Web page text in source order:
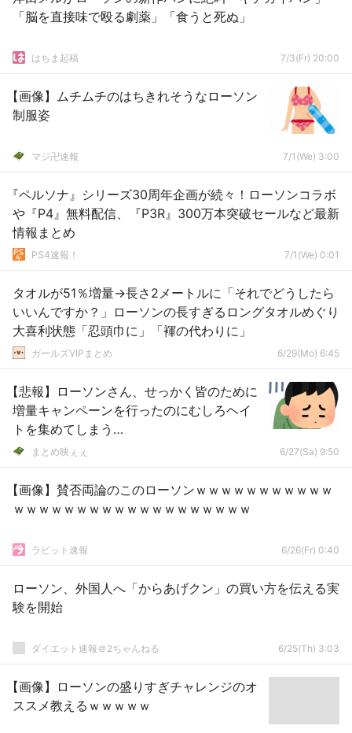
「脳を直接味で殴る劇薬」「食うと死ぬ」
はちま起稿 7/3(Fr) 20:00
【画像】ムチムチのはちきれそうなローソン
制服姿
マジ卍速報 7/1(We) 3:00
『ペルソナ』シリーズ30周年企画が続々！ローソンコラボ
や『P4』無料配信、『P3R』300万本突破セールなど最新
情報まとめ
PS4速報！ 7/1(We) 0:01
タオルが51％増量→長さ2メートルに「それでどうしたら
いいんですか？」ローソンの長すぎるロングタオルめぐり
大喜利状態「忍頭巾に」「褌の代わりに」
ガールズVIPまとめ 6/29(Mo) 6:45
【悲報】ローソンさん、せっかく皆のために
増量キャンペーンを行ったのにむしろヘイ
トを集めてしまう…
まとめ映ぇぇ 6/27(Sa) 9:50
【画像】賛否両論のこのローソンｗｗｗｗｗｗｗｗｗｗｗ
ｗｗｗｗｗｗｗｗｗｗｗｗｗｗｗｗｗｗｗ
ラビット速報 6/26(Fr) 0:40
ローソン、外国人へ「からあげクン」の買い方を伝える実
験を開始
ダイエット速報＠2ちゃんねる 6/25(Th) 3:03
【画像】ローソンの盛りすぎチャレンジのオ
ススメ教えるｗｗｗｗｗ